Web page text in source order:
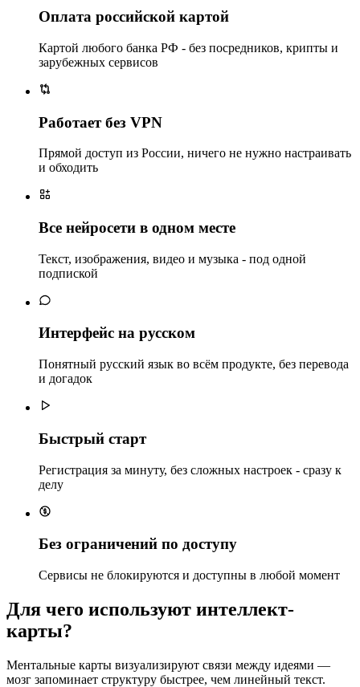
Оплата российской картой
Картой любого банка РФ - без посредников, крипты и
зарубежных сервисов
Работает без VPN
Прямой доступ из России, ничего не нужно настраивать
и обходить
Все нейросети в одном месте
Текст, изображения, видео и музыка - под одной
подпиской
Интерфейс на русском
Понятный русский язык во всём продукте, без перевода
и догадок
Быстрый старт
Регистрация за минуту, без сложных настроек - сразу к
делу
Без ограничений по доступу
Сервисы не блокируются и доступны в любой момент
Для чего используют интеллект-
карты?
Ментальные карты визуализируют связи между идеями —
мозг запоминает структуру быстрее, чем линейный текст.